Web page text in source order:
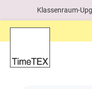
Klassenraum-